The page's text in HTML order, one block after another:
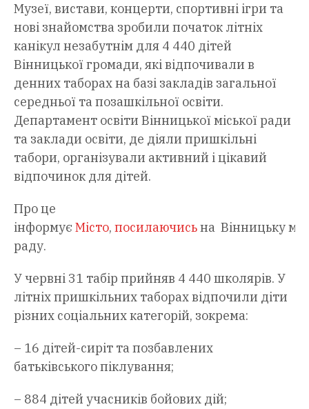
Музеї, вистави, концерти, спортивні ігри та
нові знайомства зробили початок літніх
канікул незабутнім для 4 440 дітей
Вінницької громади, які відпочивали в
денних таборах на базі закладів загальної
середньої та позашкільної освіти.
Департамент освіти Вінницької міської ради
та заклади освіти, де діяли пришкільні
табори, організували активний і цікавий
відпочинок для дітей.
Про це
інформує Місто, посилаючисьна Вінницьку
раду.
У червні 31 табір прийняв 4 440 школярів. У
літніх пришкільних таборах відпочили діти
різних соціальних категорій, зокрема:
– 16 дітей-сиріт та позбавлених
батьківського піклування;
– 884 дітей учасників бойових дій;